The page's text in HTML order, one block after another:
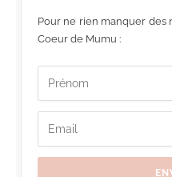
Pour ne rien manquer des
Coeur de Mumu :